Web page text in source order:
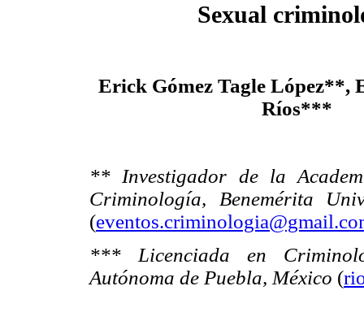
Sexual
Erick Gómez Tagle López**,
Ríos***
** Investigador de la
Criminología, Benemérita
(
*** Licenciada en
Autónoma de Puebla, México (